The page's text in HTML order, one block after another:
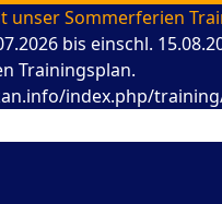
unser Sommerferien
bis einschl.
Trainingsplan.
index.php/